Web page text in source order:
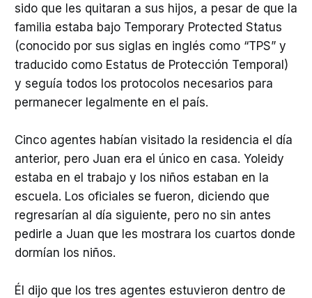
sido que les quitaran a sus hijos, a pesar de que la
familia estaba bajo Temporary Protected Status
(conocido por sus siglas en inglés como “TPS” y
traducido como Estatus de Protección Temporal)
y seguía todos los protocolos necesarios para
permanecer legalmente en el país.
Cinco agentes habían visitado la residencia el día
anterior, pero Juan era el único en casa. Yoleidy
estaba en el trabajo y los niños estaban en la
escuela. Los oficiales se fueron, diciendo que
regresarían al día siguiente, pero no sin antes
pedirle a Juan que les mostrara los cuartos donde
dormían los niños.
Él dijo que los tres agentes estuvieron dentro de